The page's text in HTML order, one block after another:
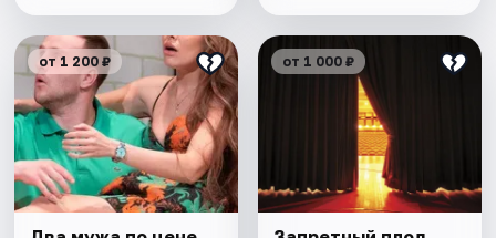
от 1 200 ₽ от 1 000 ₽